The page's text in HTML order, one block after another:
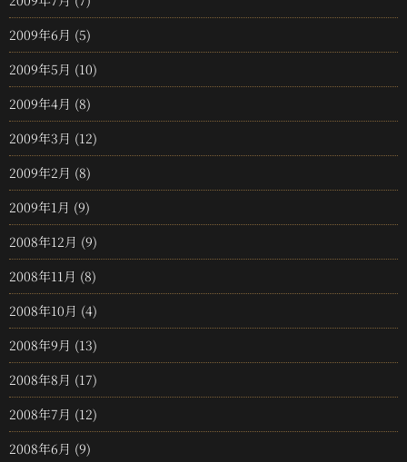
2009年6月 (5)
2009年5月 (10)
2009年4月 (8)
2009年3月 (12)
2009年2月 (8)
2009年1月 (9)
2008年12月 (9)
2008年11月 (8)
2008年10月 (4)
2008年9月 (13)
2008年8月 (17)
2008年7月 (12)
2008年6月 (9)